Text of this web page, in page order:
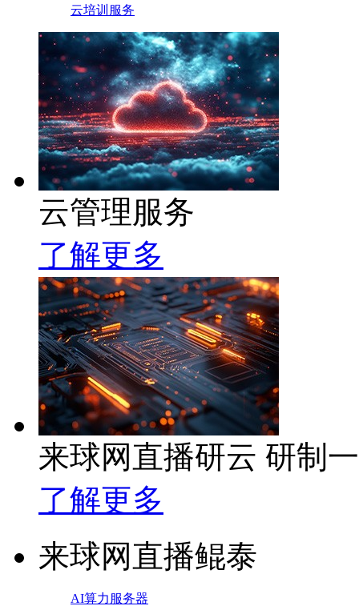
云培训服务
云管理服务
了解更多
来球网直播研云 研制
了解更多
来球网直播鲲泰
AI算力服务器